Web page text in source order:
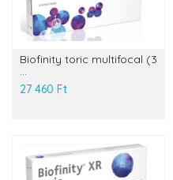
Biofinity toric multifocal (3
...
27 460 Ft